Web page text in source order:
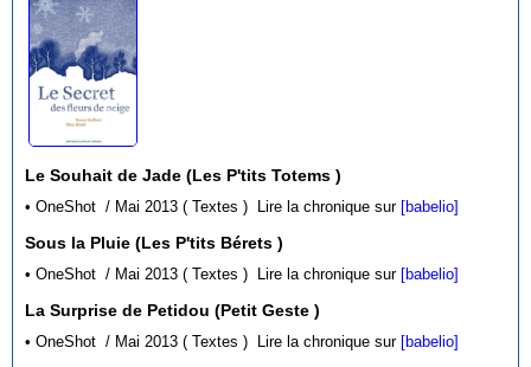
Le Souhait de Jade (Les P'tits Totems )
• OneShot / Mai 2013 ( Textes ) Lire la chronique sur [babelio]
Sous la Pluie (Les P'tits Bérets )
• OneShot / Mai 2013 ( Textes ) Lire la chronique sur [babelio]
La Surprise de Petidou (Petit Geste )
• OneShot / Mai 2013 ( Textes ) Lire la chronique sur [babelio]